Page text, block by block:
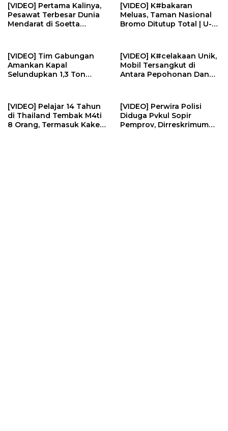
[VIDEO] Pertama Kalinya,
Pesawat Terbesar Dunia
Mendarat di Soetta
[VIDEO] K#bakaran
Meluas, Taman Nasional
Bromo Ditutup Total | U-
[VIDEO] Tim Gabungan
Amankan Kapal
Selundupkan 1,3 Ton
[VIDEO] K#celakaan Unik,
Mobil Tersangkut di
Antara Pepohonan Dan
[VIDEO] Pelajar 14 Tahun
di Thailand Tembak M4ti
8 Orang, Termasuk Kakek
[VIDEO] Perwira Polisi
Diduga Pvkul Sopir
Pemprov, Dirreskrimum